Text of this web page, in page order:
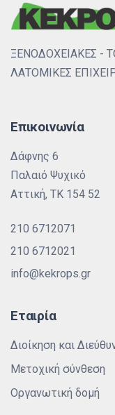
ΞΕΝΟΔΟΧΕΙΑΚΕΣ -
ΛΑΤΟΜΙΚΕΣ
Επικοινωνία
Δάφνης 6
Παλαιό Ψυχικό
Αττική, ΤΚ 154 52
210 6712071
210 6712021
info@kekrops.gr
Εταιρία
Διοίκηση και
Μετοχική σύνθεση
Οργανωτική δομή